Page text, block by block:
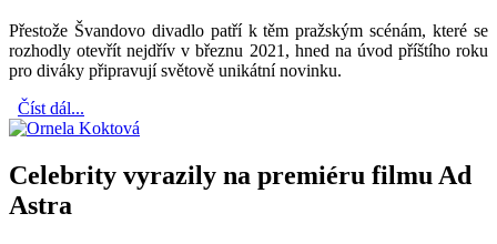
Přestože Švandovo divadlo patří k těm pražským scénám, které se
rozhodly otevřít nejdřív v březnu 2021, hned na úvod příštího roku
pro diváky připravují světově unikátní novinku.
Číst dál...
Celebrity vyrazily na premiéru filmu Ad
Astra